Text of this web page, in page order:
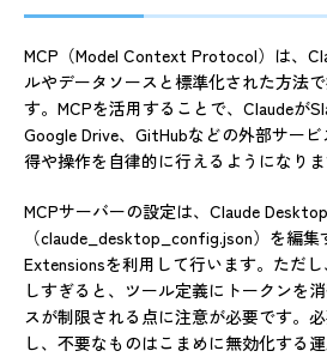
MCP（Model Context Protocol）は、
ルやデータソースと標準化された方法
す。MCPを活用することで、Claudeが
Google Drive、GitHubなどの外部サー
得や操作を自律的に行えるようになりま
MCPサーバーの設定は、Claude
（claude_desktop_config.json）を編
Extensionsを利用して行います。ただ
しすぎると、ツール定義にトークンを
スが制限される点に注意が必要です。
し、不要なものはこまめに無効化する